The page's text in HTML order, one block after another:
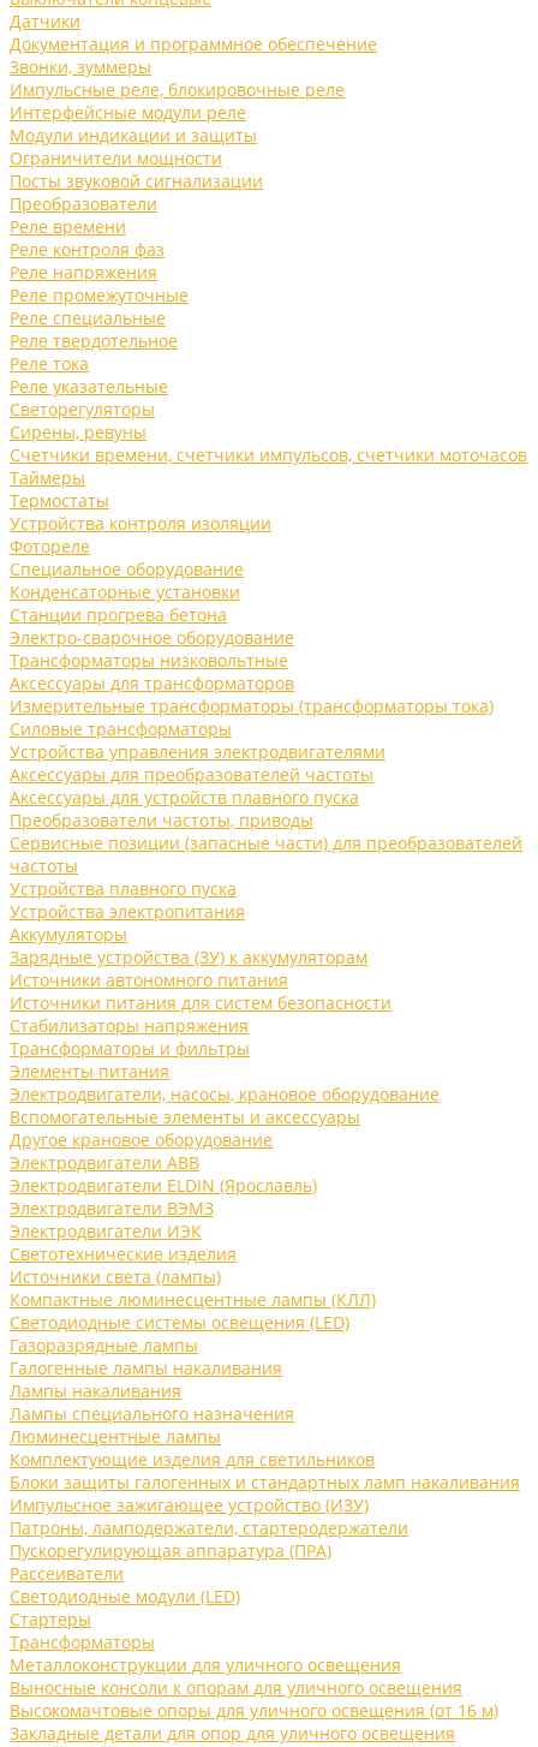
Датчики
Документация и программное обеспечение
Звонки, зуммеры
Импульсные реле, блокировочные реле
Интерфейсные модули реле
Модули индикации и защиты
Ограничители мощности
Посты звуковой сигнализации
Преобразователи
Реле времени
Реле контроля фаз
Реле напряжения
Реле промежуточные
Реле специальные
Реле твердотельное
Реле тока
Реле указательные
Светорегуляторы
Сирены, ревуны
Счетчики времени, счетчики импульсов, счетчики моточасов
Таймеры
Термостаты
Устройства контроля изоляции
Фотореле
Специальное оборудование
Конденсаторные установки
Станции прогрева бетона
Электро-сварочное оборудование
Трансформаторы низковольтные
Аксессуары для трансформаторов
Измерительные трансформаторы (трансформаторы тока)
Силовые трансформаторы
Устройства управления электродвигателями
Аксессуары для преобразователей частоты
Аксессуары для устройств плавного пуска
Преобразователи частоты, приводы
Сервисные позиции (запасные части) для преобразователей
частоты
Устройства плавного пуска
Устройства электропитания
Аккумуляторы
Зарядные устройства (ЗУ) к аккумуляторам
Источники автономного питания
Источники питания для систем безопасности
Стабилизаторы напряжения
Трансформаторы и фильтры
Элементы питания
Электродвигатели, насосы, крановое оборудование
Вспомогательные элементы и аксессуары
Другое крановое оборудование
Электродвигатели ABB
Электродвигатели ELDIN (Ярославль)
Электродвигатели ВЭМЗ
Электродвигатели ИЭК
Светотехнические изделия
Источники света (лампы)
Компактные люминесцентные лампы (КЛЛ)
Светодиодные системы освещения (LED)
Газоразрядные лампы
Галогенные лампы накаливания
Лампы накаливания
Лампы специального назначения
Люминесцентные лампы
Комплектующие изделия для светильников
Блоки защиты галогенных и стандартных ламп накаливания
Импульсное зажигающее устройство (ИЗУ)
Патроны, ламподержатели, стартеродержатели
Пускорегулирующая аппаратура (ПРА)
Рассеиватели
Светодиодные модули (LED)
Стартеры
Трансформаторы
Металлоконструкции для уличного освещения
Выносные консоли к опорам для уличного освещения
Высокомачтовые опоры для уличного освещения (от 16 м)
Закладные детали для опор для уличного освещения